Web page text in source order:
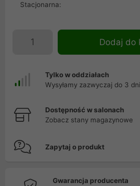
Stacjonarna:
Dodaj do
Tylko w oddziałach
Wysyłamy zazwyczaj do 3 dni
Dostępność w salonach
Zobacz stany magazynowe
Zapytaj o produkt
Gwarancja producenta